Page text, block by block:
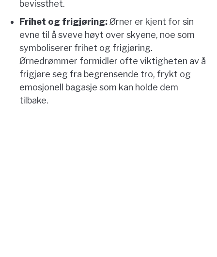
bevissthet.
Frihet og frigjøring:Ørner er kjent for sin
evne til å sveve høyt over skyene, noe som
symboliserer frihet og frigjøring.
Ørnedrømmer formidler ofte viktigheten av å
frigjøre seg fra begrensende tro, frykt og
emosjonell bagasje som kan holde dem
tilbake.